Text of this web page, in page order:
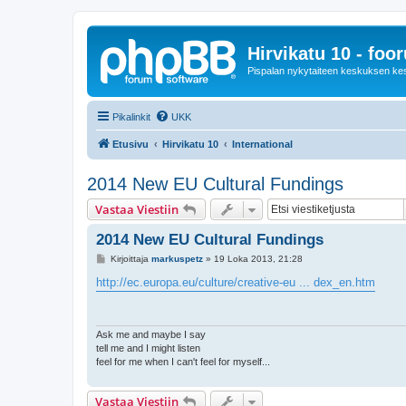
Hirvikatu 10 -
Pispalan nykytaiteen keskuksen
Pikalinkit UKK
Etusivu Hirvikatu 10 International
2014 New EU Cultural Fundings
Vastaa Viestiin
2014 New EU Cultural Fundings
V
e
s
Kirjoittaja markuspetz» 19 Loka 2013, 21:28
http://ec.europa.eu/culture/creative-eu ... dex_en.htm
Ask me and maybe I say
tell me and I might listen
feel for me when I can't feel for myself...
Vastaa Viestiin